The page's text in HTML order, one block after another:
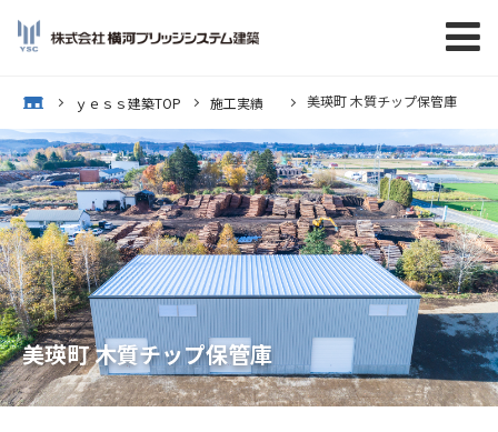
ｙｅｓｓ建築TOP 施工実績 美瑛町 木質チップ保管庫
美瑛町 木質チップ保管庫